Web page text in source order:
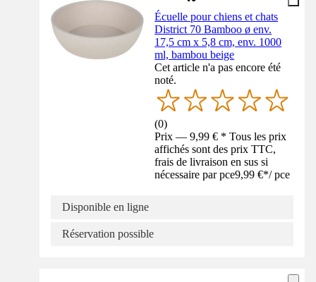
Écuelle pour chiens et chats
District 70 Bamboo ø env.
17,5 cm x 5,8 cm, env. 1000
ml, bambou beige
Cet article n'a pas encore été
noté.
(0)
Prix — 9,99 € * Tous les prix
affichés sont des prix TTC,
frais de livraison en sus si
nécessaire par pce9,99 €*/ pce
Disponible en ligne
Réservation possible